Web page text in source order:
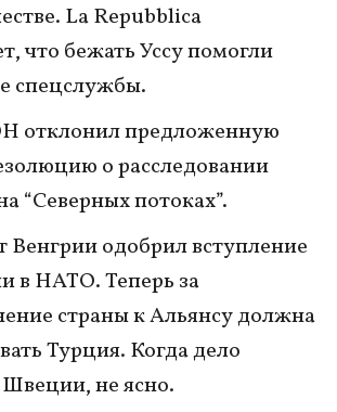
La Repubblica
что бежать Уссу помогли
спецслужбы.
отклонил предложенную
о расследовании
“Северных потоках”.
Венгрии одобрил вступление
в НАТО. Теперь за
страны к Альянсу должна
Турция. Когда дело
не ясно.